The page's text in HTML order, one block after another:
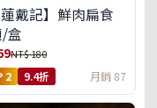
蓮戴記】鮮肉扁食
盒
NT$ 180
2 9.4折 月銷 87